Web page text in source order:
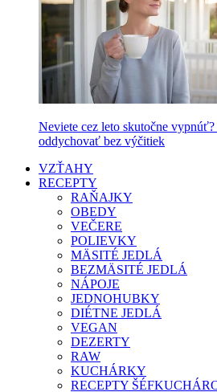
Neviete cez leto skutočne
oddychovať bez výčitiek
VZŤAHY
RECEPTY
RAŇAJKY
OBEDY
VEČERE
POLIEVKY
MÄSITÉ JEDLÁ
BEZMÄSITÉ JEDLÁ
NÁPOJE
JEDNOHUBKY
DIÉTNE JEDLÁ
VEGAN
DEZERTY
RAW
KUCHÁRKY
RECEPTY